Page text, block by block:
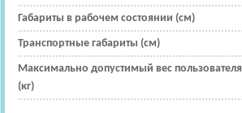
Габариты в рабочем состоянии (см)
Транспортные габариты (см)
Максимально допустимый вес пользователя
(кг)